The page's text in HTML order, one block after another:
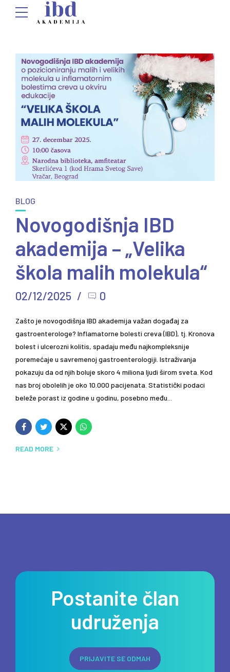
BLOG
Novogodišnja IBD
akademija – „Velika
škola malih molekula“
02/12/2025 0
Zašto je novogodišnja IBD akademija važan događaj za
gastroenterologe? Inflamatorne bolesti creva (IBD), tj. Kronova
bolest i ulcerozni kolitis, spadaju među najkompleksnije
poremećaje u savremenoj gastroenterologiji. Istraživanja
pokazuju da od njih boluje skoro 4 miliona ljudi širom sveta. Kod
nas broj obolelih je oko 10.000 pacijenata. Statistički podaci
beleže porast iz godine u godinu, posebno među...
READ MORE
Postanite član
udruženja
PRIJAVITE SE ODMAH